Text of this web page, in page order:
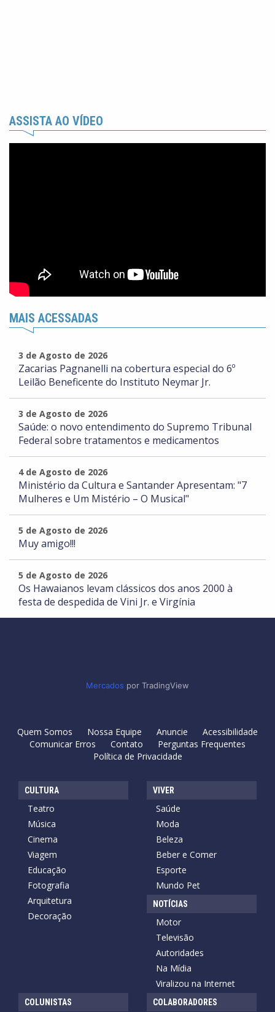
ASSISTA AO VÍDEO
MAIS ACESSADAS
3 de Agosto de 2026
Zacarias Pagnanelli na cobertura especial do 6º
Leilão Beneficente do Instituto Neymar Jr.
3 de Agosto de 2026
Saúde: o novo entendimento do Supremo Tribunal
Federal sobre tratamentos e medicamentos
4 de Agosto de 2026
Ministério da Cultura e Santander Apresentam: "7
Mulheres e Um Mistério – O Musical"
5 de Agosto de 2026
Muy amigo!!!
5 de Agosto de 2026
Os Hawaianos levam clássicos dos anos 2000 à
festa de despedida de Vini Jr. e Virgínia
Mercados por TradingView
Quem Somos Nossa Equipe Anuncie
Acessibilidade
Comunicar Erros
Contato
Perguntas Frequentes
Política de Privacidade
CULTURA
Teatro
Música
Cinema
Viagem
Educação
Fotografia
Arquitetura
Decoração
VIVER
Saúde
Moda
Beleza
Beber e Comer
Esporte
Mundo Pet
NOTÍCIAS
Motor
Televisão
Autoridades
Na Mídia
Viralizou na Internet
COLUNISTAS COLABORADORES